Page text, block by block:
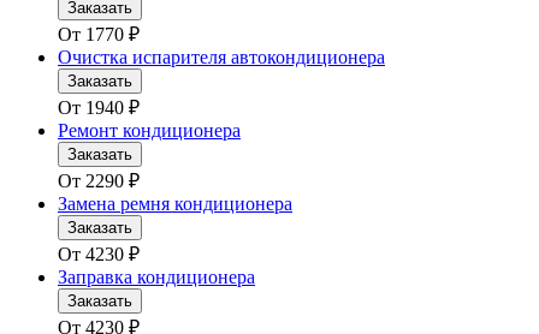
Заказать
От 1770 ₽
Очистка испарителя автокондиционера
Заказать
От 1940 ₽
Ремонт кондиционера
Заказать
От 2290 ₽
Замена ремня кондиционера
Заказать
От 4230 ₽
Заправка кондиционера
Заказать
От 4230 ₽